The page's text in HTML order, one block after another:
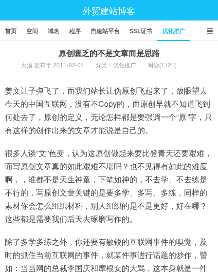
外贸建站博客
首页 空间 域名 程序 自建站平台 SSL证书 优化推广
原创匮乏的不是文章而是思路
大漠 发布于 2011-02-04 分类： 优化推广 阅读(1121)
姜文让子弹飞了，而我们站长让伪原创飞起来了，放眼望去
今天的中国互联网，没有不Copy的，而原创早就不知道飞到
何处去了，原创的定义，无论怎样都是要强调一个“原”字，只
有这样的创作出来的文章才能说是自己的。
很多人谈“文”色变，认为这原创做起来要比登青天还要艰难，
而写原创文章真的如此艰难不堪吗？也不见得有如此的难度
啊，，谁都不是天生神童，下笔如神的，不去学、不去练是
不行的，写原创文章关键的是要多学、多写、多练，同样的
素材你会怎么组织材料，别人组织的是不是更好，好在哪？
这些都是需要我们后天去琢磨写作的。
除了多学多练之外，你还要有敏锐的互联网事件的嗅觉，及
时的抓住当前互联网的事件，就某件事进行话题的炒作，譬
如：当当网的总裁李国庆和摩根女的大骂，这本身就是一件